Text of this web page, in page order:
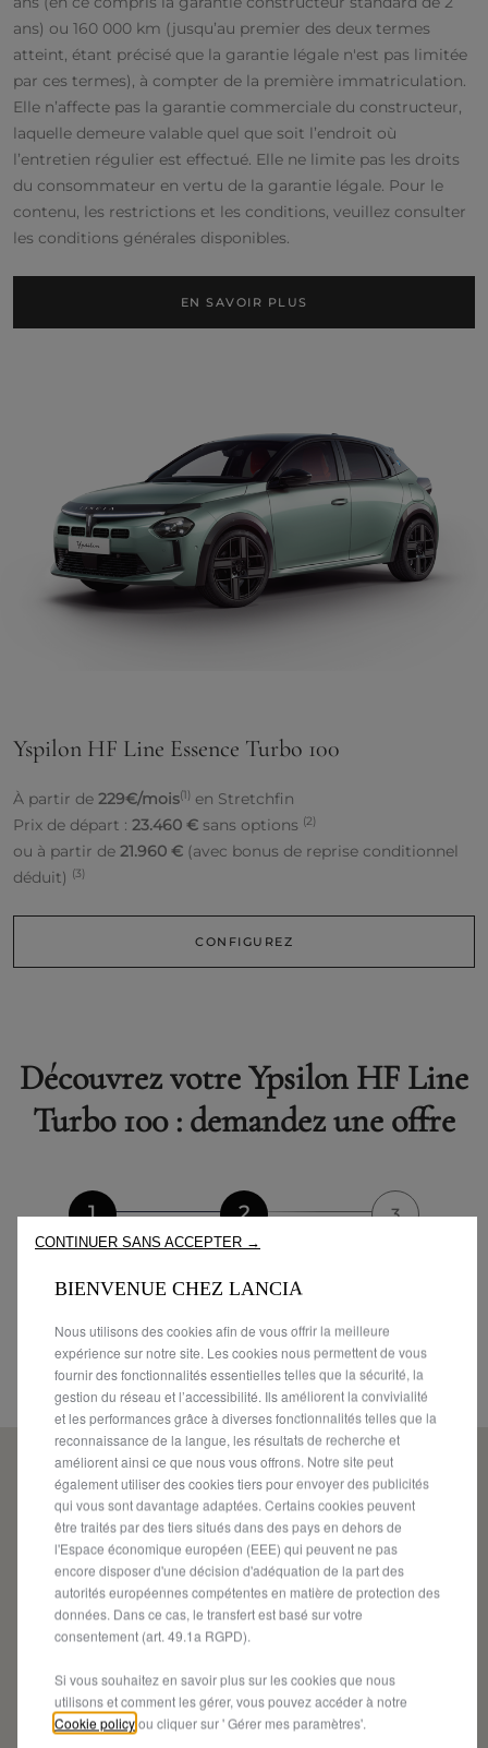
ans) ou 160 000 km (jusqu’au premier des deux termes
atteint, étant précisé que la garantie légale n'est pas limitée
par ces termes), à compter de la première immatriculation.
Elle n’affecte pas la garantie commerciale du constructeur,
laquelle demeure valable quel que soit l’endroit où
l’entretien régulier est effectué. Elle ne limite pas les droits
du consommateur en vertu de la garantie légale. Pour le
contenu, les restrictions et les conditions, veuillez consulter
les conditions générales disponibles.
EN SAVOIR PLUS
Yspilon HF Line Essence Turbo 100
À partir de 229€/mois(1) en Stretchfin
Prix de départ : 23.460 € sans options (2)
ou à partir de 21.960 € (avec bonus de reprise conditionnel
déduit) (3)
CONFIGUREZ
Découvrez votre Ypsilon HF Line
Turbo 100 : demandez une offre
1
CHOISISSEZ UN
2
TROUVEZ UN POINT
3
Etape 2/2 - Choisissez votre distributeur
Entrez un code postal pour rechercher
CONTINUER SANS ACCEPTER →
BIENVENUE CHEZ LANCIA
Nous utilisons des cookies afin de vous offrir la meilleure
expérience sur notre site. Les cookies nous permettent de vous
fournir des fonctionnalités essentielles telles que la sécurité, la
gestion du réseau et l’accessibilité. Ils améliorent la convivialité
et les performances grâce à diverses fonctionnalités telles que la
reconnaissance de la langue, les résultats de recherche et
améliorent ainsi ce que nous vous offrons. Notre site peut
également utiliser des cookies tiers pour envoyer des publicités
qui vous sont davantage adaptées. Certains cookies peuvent
être traités par des tiers situés dans des pays en dehors de
l'Espace économique européen (EEE) qui peuvent ne pas
encore disposer d'une décision d'adéquation de la part des
autorités européennes compétentes en matière de protection des
données. Dans ce cas, le transfert est basé sur votre
consentement (art. 49.1a RGPD).
Si vous souhaitez en savoir plus sur les cookies que nous
utilisons et comment les gérer, vous pouvez accéder à notre
Cookie policyou cliquer sur ' Gérer mes paramètres'.